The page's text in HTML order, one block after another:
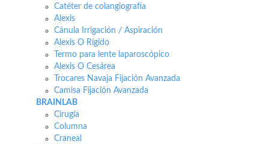
Catéter de colangiografía
Alexis
Cánula Irrigación / Aspiración
Alexis O Rígido
Termo para lente laparoscópico
Alexis O Cesárea
Trocares Navaja Fijación Avanzada
Camisa Fijación Avanzada
BRAINLAB
Cirugía
Columna
Craneal